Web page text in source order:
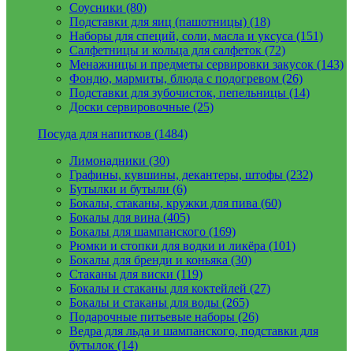
Соусники (80)
Подставки для яиц (пашотницы) (18)
Наборы для специй, соли, масла и уксуса (151)
Салфетницы и кольца для салфеток (72)
Менажницы и предметы сервировки закусок (143)
Фондю, мармиты, блюда с подогревом (26)
Подставки для зубочисток, пепельницы (14)
Доски сервировочные (25)
Посуда для напитков (1484)
Лимонадники (30)
Графины, кувшины, декантеры, штофы (232)
Бутылки и бутыли (6)
Бокалы, стаканы, кружки для пива (60)
Бокалы для вина (405)
Бокалы для шампанского (169)
Рюмки и стопки для водки и ликёра (101)
Бокалы для бренди и коньяка (30)
Стаканы для виски (119)
Бокалы и стаканы для коктейлей (27)
Бокалы и стаканы для воды (265)
Подарочные питьевые наборы (26)
Ведра для льда и шампанского, подставки для
бутылок (14)